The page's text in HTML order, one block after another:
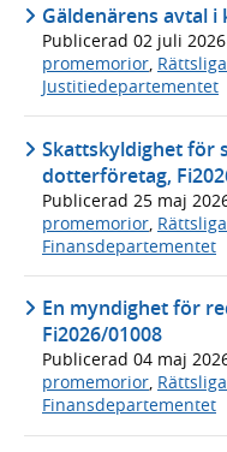
Gäldenärens avtal i
Publicerad 02 juli 2026
promemorior,
Justitiedepartementet
Skattskyldighet för
dotterföretag,
Publicerad 25 maj
promemorior
Finansdepartementet
En myndighet för
Fi2026/01008
Publicerad 04 maj
promemorior,
Finansdepartementet